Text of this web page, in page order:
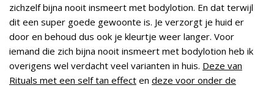
zichzelf bijna nooit insmeert met bodylotion. En dat terwijl
dit een super goede gewoonte is. Je verzorgt je huid er
door en behoud dus ook je kleurtje weer langer. Voor
iemand die zich bijna nooit insmeert met bodylotion heb ik
overigens wel verdacht veel varianten in huis. Deze van
Rituals met een self tan effect en deze voor onder de